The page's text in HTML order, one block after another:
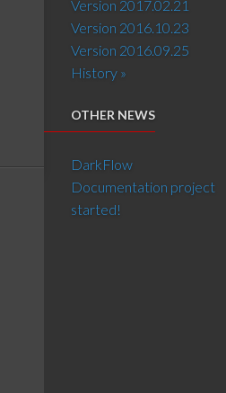
Version 2017.02.21
Version 2016.10.23
Version 2016.09.25
History »
OTHER NEWS
DarkFlow
Documentation project
started!